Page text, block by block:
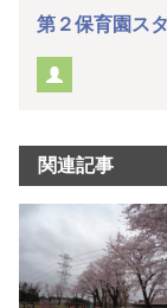
第２保育園ス
関連記事